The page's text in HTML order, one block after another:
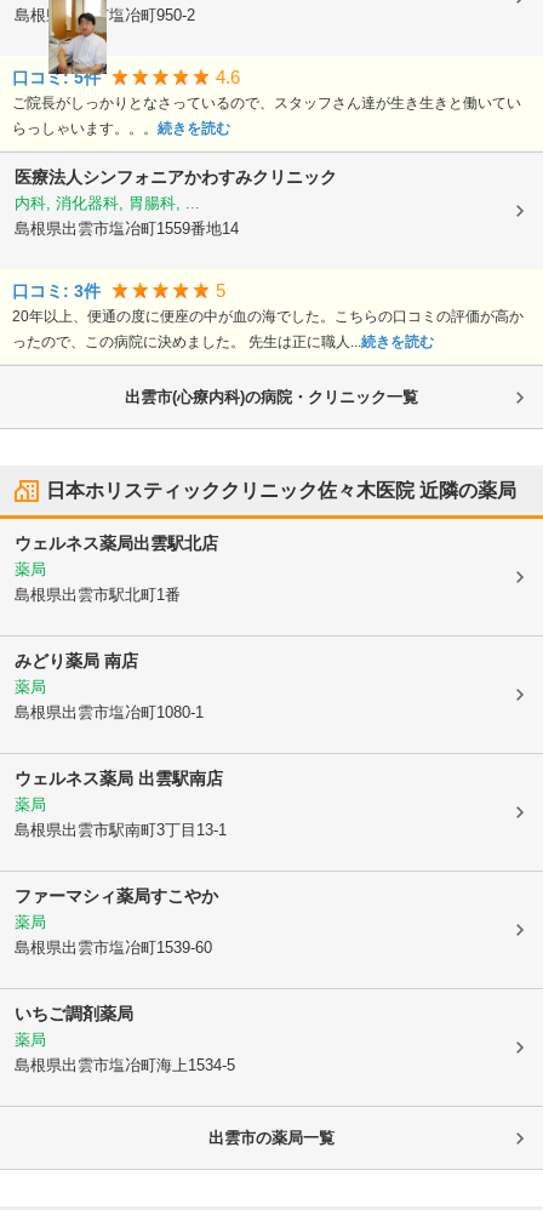
島根県出雲市塩冶町950-2
口コミ:5件 4.6
ご院長がしっかりとなさっているので、スタッフさん達が生き生きと働いてい
らっしゃいます。。。 続きを読む
医療法人シンフォニアかわすみクリニック
内科, 消化器科, 胃腸科, ...
島根県出雲市塩冶町1559番地14
口コミ: 3件 5
20年以上、便通の度に便座の中が血の海でした。こちらの口コミの評価が高か
ったので、この病院に決めました。 先生は正に職人... 続きを読む
出雲市(心療内科)の病院・クリニック一覧
日本ホリスティッククリニック佐々木医院近隣の薬局
ウェルネス薬局出雲駅北店
薬局
島根県出雲市駅北町1番
みどり薬局 南店
薬局
島根県出雲市塩冶町1080-1
ウェルネス薬局 出雲駅南店
薬局
島根県出雲市駅南町3丁目13-1
ファーマシィ薬局すこやか
薬局
島根県出雲市塩冶町1539-60
いちご調剤薬局
薬局
島根県出雲市塩冶町海上1534-5
出雲市の薬局一覧